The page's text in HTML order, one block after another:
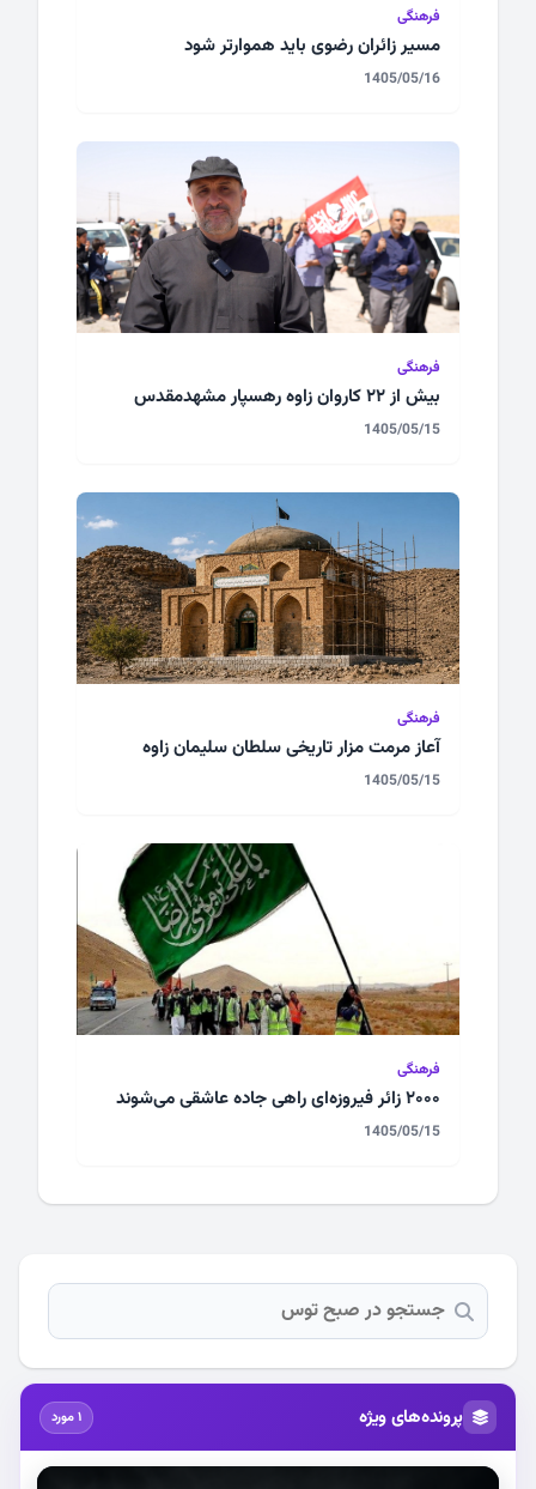
فرهنگی
مسیر زائران رضوی باید هموارتر شود
1405/05/16
فرهنگی
بیش از 22 کاروان زاوه رهسپار مشهدمقدس
1405/05/15
فرهنگی
آعاز مرمت مزار تاریخی سلطان سلیمان زاوه
1405/05/15
فرهنگی
۲۰۰۰ زائر فیروزه‌ای راهی جاده عاشقی می‌شوند
1405/05/15
پرونده‌های ویژه 1 مورد